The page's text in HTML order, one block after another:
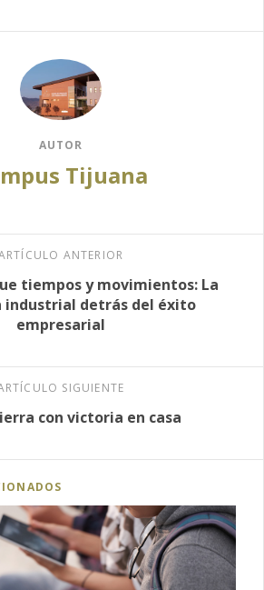
AUTOR
Tijuana
ANTERIOR
tiempos y movimientos: La
industrial detrás del éxito
empresarial
SIGUIENTE
con victoria en casa